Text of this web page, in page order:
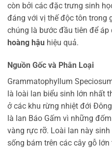
còn bởi các đặc trưng sinh
đáng với vị thế độc tôn trong
chúng là bước đầu tiên để áp
hoàng hậu hiệu quả.
Nguồn Gốc và Phân Loại
Grammatophyllum
là loài lan biểu sinh lớn nhất
ở các khu rừng nhiệt đới
là lan Báo Gấm vì những
vàng rực rỡ. Loài lan này
sống bám trên các cây gỗ